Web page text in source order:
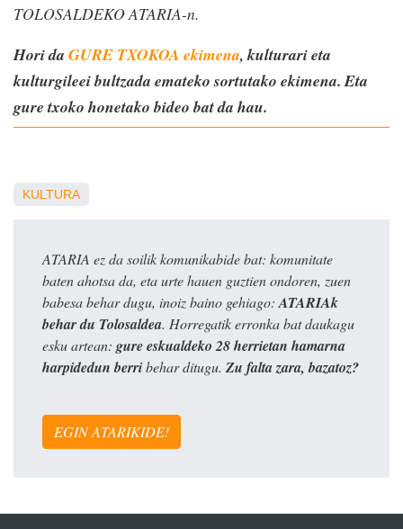
TOLOSALDEKO ATARIA-n.
Hori da GURE TXOKOA ekimena, kulturari eta
kulturgileei bultzada emateko sortutako ekimena. Eta
gure txoko honetako bideo bat da hau.
KULTURA
ATARIA ez da soilik komunikabide bat: komunitate
baten ahotsa da, eta urte hauen guztien ondoren, zuen
babesa behar dugu, inoiz baino gehiago: ATARIAk
behar du Tolosaldea. Horregatik erronka bat daukagu
esku artean: gure eskualdeko 28 herrietan hamarna
harpidedun berribehar ditugu. Zu falta zara, bazatoz?
EGIN ATARIKIDE!